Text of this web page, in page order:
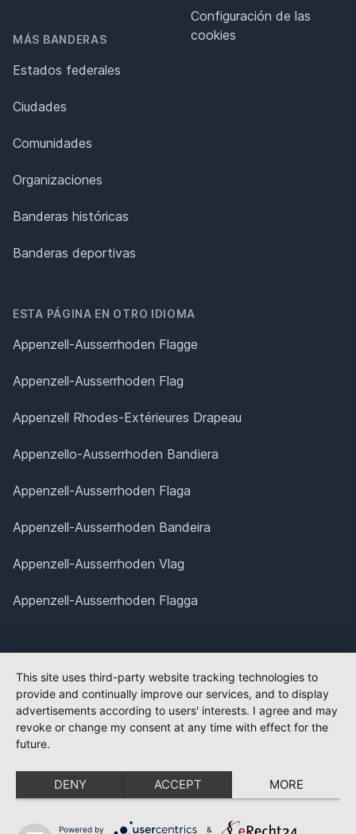
MÁS BANDERAS
Estados federales
Ciudades
Comunidades
Organizaciones
Banderas históricas
Banderas deportivas
Configuración de las
cookies
ESTA PÁGINA EN OTRO IDIOMA
Appenzell-Ausserrhoden Flagge
Appenzell-Ausserrhoden Flag
Appenzell Rhodes-Extérieures Drapeau
Appenzello-Ausserrhoden Bandiera
Appenzell-Ausserrhoden Flaga
Appenzell-Ausserrhoden Bandeira
Appenzell-Ausserrhoden Vlag
Appenzell-Ausserrhoden Flagga
This site uses third-party website tracking technologies to
provide and continually improve our services, and to display
advertisements according to users' interests. I agree and may
revoke or change my consent at any time with effect for the
future.
DENY ACCEPT MORE
Powered by &